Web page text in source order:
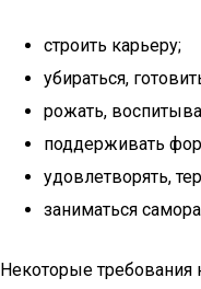
строить карьеру;
убираться,
рожать,
поддерживать
удовлетворять,
заниматься
Некоторые требования